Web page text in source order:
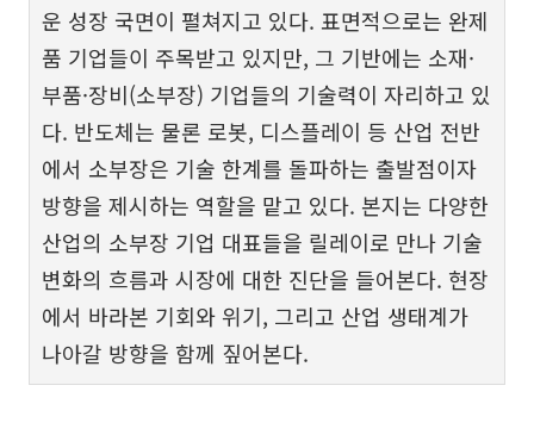
운 성장 국면이 펼쳐지고 있다. 표면적으로는 완제
품 기업들이 주목받고 있지만, 그 기반에는 소재·
부품·장비(소부장) 기업들의 기술력이 자리하고 있
다. 반도체는 물론 로봇, 디스플레이 등 산업 전반
에서 소부장은 기술 한계를 돌파하는 출발점이자
방향을 제시하는 역할을 맡고 있다. 본지는 다양한
산업의 소부장 기업 대표들을 릴레이로 만나 기술
변화의 흐름과 시장에 대한 진단을 들어본다. 현장
에서 바라본 기회와 위기, 그리고 산업 생태계가
나아갈 방향을 함께 짚어본다.